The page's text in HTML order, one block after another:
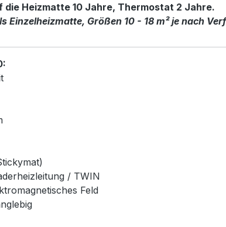
Heizmatte 10 Jahre, Thermostat 2 Jahre.
Einzelheizmatte, Größen 10 - 18 m² je nach
/ TWIN
Feld